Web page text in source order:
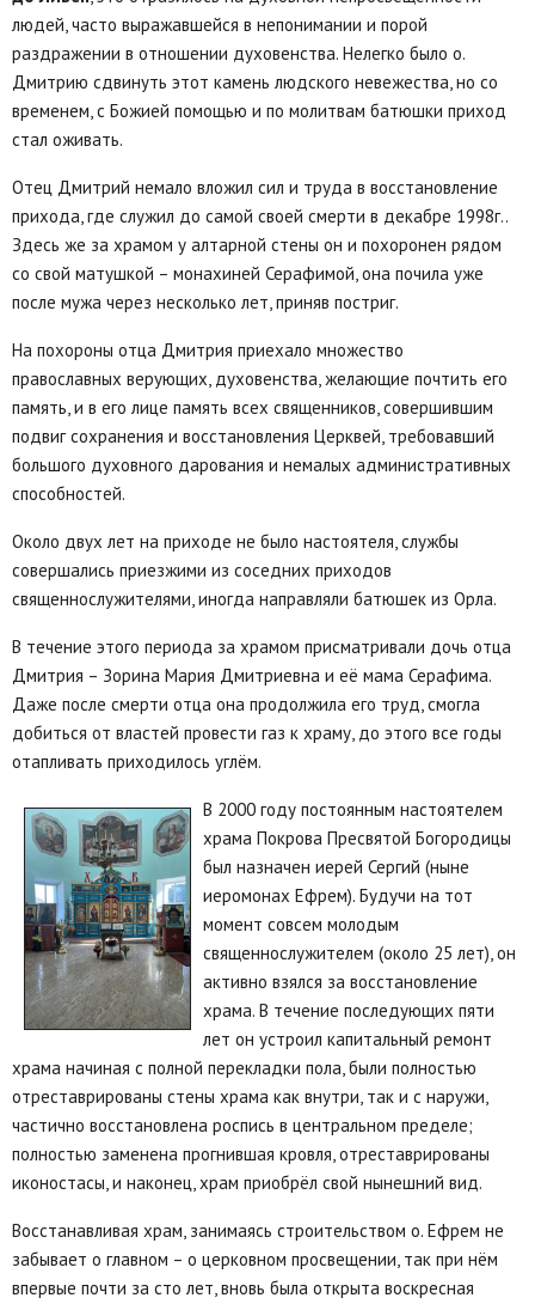
людей, часто выражавшейся в непонимании и порой
раздражении в отношении духовенства. Нелегко было о.
Дмитрию сдвинуть этот камень людского невежества, но со
временем, с Божией помощью и по молитвам батюшки приход
стал оживать.
Отец Дмитрий немало вложил сил и труда в восстановление
прихода, где служил до самой своей смерти в декабре 1998г..
Здесь же за храмом у алтарной стены он и похоронен рядом
со свой матушкой – монахиней Серафимой, она почила уже
после мужа через несколько лет, приняв постриг.
На похороны отца Дмитрия приехало множество
православных верующих, духовенства, желающие почтить его
память, и в его лице память всех священников, совершившим
подвиг сохранения и восстановления Церквей, требовавший
большого духовного дарования и немалых административных
способностей.
Около двух лет на приходе не было настоятеля, службы
совершались приезжими из соседних приходов
священнослужителями, иногда направляли батюшек из Орла.
В течение этого периода за храмом присматривали дочь отца
Дмитрия – Зорина Мария Дмитриевна и её мама Серафима.
Даже после смерти отца она продолжила его труд, смогла
добиться от властей провести газ к храму, до этого все годы
отапливать приходилось углём.
В 2000 году постоянным настоятелем
храма Покрова Пресвятой Богородицы
был назначен иерей Сергий (ныне
иеромонах Ефрем). Будучи на тот
момент совсем молодым
священнослужителем (около 25 лет), он
активно взялся за восстановление
храма. В течение последующих пяти
лет он устроил капитальный ремонт
храма начиная с полной перекладки пола, были полностью
отреставрированы стены храма как внутри, так и с наружи,
частично восстановлена роспись в центральном пределе;
полностью заменена прогнившая кровля, отреставрированы
иконостасы, и наконец, храм приобрёл свой нынешний вид.
Восстанавливая храм, занимаясь строительством о. Ефрем не
забывает о главном – о церковном просвещении, так при нём
впервые почти за сто лет, вновь была открыта воскресная